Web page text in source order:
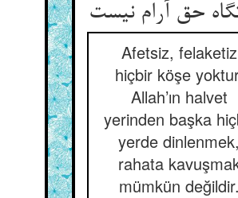
حق آرام نیست‏
Afetsiz, felaketiz
hiçbir köşe
Allah’ın halvet
yerinden başka
yerde dinlenmek,
rahata
mümkün değildir.